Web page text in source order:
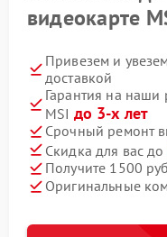
видеокарте
Привезем и
доставкой
Гарантия на наши
MSI до 3-х лет
Срочный ремонт
Скидка для вас до
Получите 1500
Оригинальные